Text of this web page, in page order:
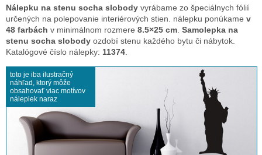
Nálepku na stenu socha slobody vyrábame zo špeciálnych fólií
určených na polepovanie interiérových stien. nálepku ponúkame v
48 farbách v minimálnom rozmere 8.5×25 cm Samolepka na
stenu socha slobody ozdobí stenu každého bytu či nábytok.
Katalógové číslo nálepky: 11374
toto je iba ilustračný
náhľad, ktorý môže
obsahovať viac motívov
nálepiek naraz